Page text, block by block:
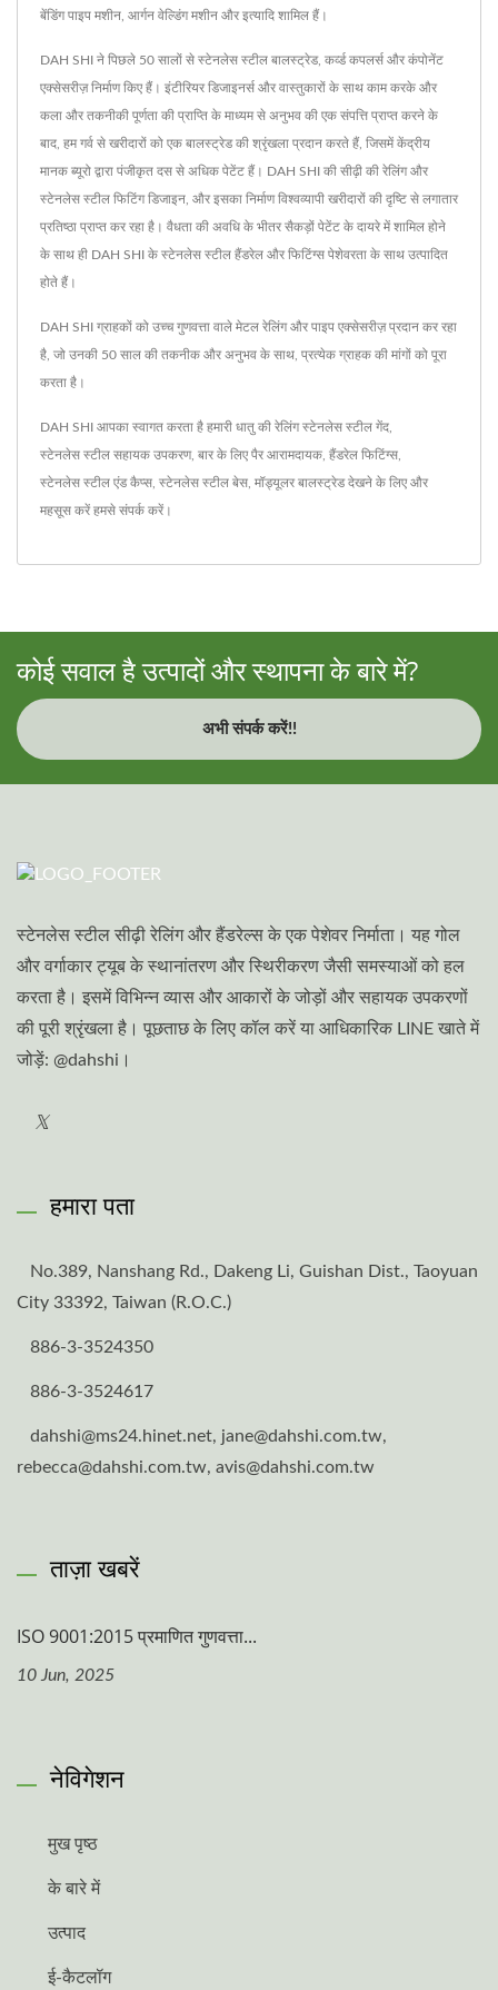
बेंडिंग पाइप मशीन, आर्गन वेल्डिंग मशीन और इत्यादि शामिल हैं।
DAH SHI ने पिछले 50 सालों से स्टेनलेस स्टील बालस्ट्रेड, कर्व्ड कपलर्स और कंपोनेंट
एक्सेसरीज़ निर्माण किए हैं। इंटीरियर डिजाइनर्स और वास्तुकारों के साथ काम करके और
कला और तकनीकी पूर्णता की प्राप्ति के माध्यम से अनुभव की एक संपत्ति प्राप्त करने के
बाद, हम गर्व से खरीदारों को एक बालस्ट्रेड की श्रृंखला प्रदान करते हैं, जिसमें केंद्रीय
मानक ब्यूरो द्वारा पंजीकृत दस से अधिक पेटेंट हैं। DAH SHI की सीढ़ी की रेलिंग और
स्टेनलेस स्टील फिटिंग डिजाइन, और इसका निर्माण विश्वव्यापी खरीदारों की दृष्टि से लगातार
प्रतिष्ठा प्राप्त कर रहा है। वैधता की अवधि के भीतर सैकड़ों पेटेंट के दायरे में शामिल होने
के साथ ही DAH SHI के स्टेनलेस स्टील हैंडरेल और फिटिंग्स पेशेवरता के साथ उत्पादित
होते हैं।
DAH SHI ग्राहकों को उच्च गुणवत्ता वाले मेटल रेलिंग और पाइप एक्सेसरीज़ प्रदान कर रहा
है, जो उनकी 50 साल की तकनीक और अनुभव के साथ, प्रत्येक ग्राहक की मांगों को पूरा
करता है।
DAH SHI आपका स्वागत करता है हमारी धातु की रेलिंगस्टेनलेस स्टील गेंद
स्टेनलेस स्टील सहायक उपकरण, बार के लिए पैर आरामदायक हैंडरेल फिटिंग्स
स्टेनलेस स्टील एंड कैप्स स्टेनलेस स्टील बेस मॉड्यूलर बालस्ट्रेडदेखने के लिए और
महसूस करेंहमसे संपर्क करें।
कोई सवाल है उत्पादों और स्थापना के बारे में?
अभी संपर्क करें!!
स्टेनलेस स्टील सीढ़ी रेलिंग और हैंडरेल्स के एक पेशेवर निर्माता। यह गोल
और वर्गाकार ट्यूब के स्थानांतरण और स्थिरीकरण जैसी समस्याओं को हल
करता है। इसमें विभिन्न व्यास और आकारों के जोड़ों और सहायक उपकरणों
की पूरी श्रृंखला है। पूछताछ के लिए कॉल करें या आधिकारिक LINE खाते में
जोड़ें: @dahshi।
हमारा पता
No.389, Nanshang Rd., Dakeng Li, Guishan Dist., Taoyuan
City 33392, Taiwan (R.O.C.)
886-3-3524350
886-3-3524617
dahshi@ms24.hinet.net, jane@dahshi.com.tw,
rebecca@dahshi.com.tw, avis@dahshi.com.tw
ताज़ा खबरें
ISO 9001:2015 प्रमाणित गुणवत्ता...
10 Jun, 2025
नेविगेशन
मुख पृष्ठ
के बारे में
उत्पाद
ई-कैटलॉग